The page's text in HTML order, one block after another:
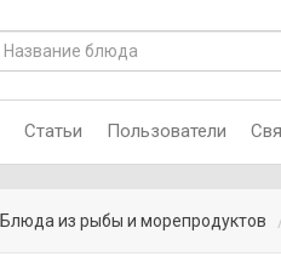
Статьи Пользователи
Блюда из рыбы и морепродуктов